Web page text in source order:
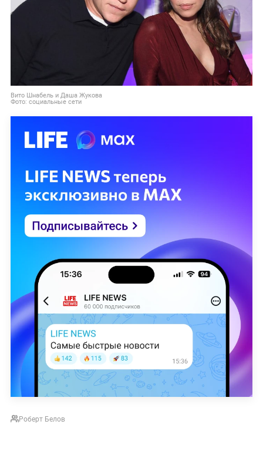
Вито Шнабель и Даша Жукова
Фото: социальные сети
Роберт Белов